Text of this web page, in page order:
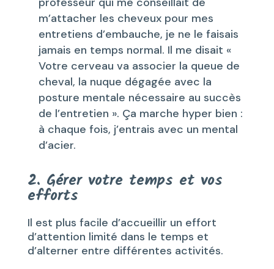
m’attacher les cheveux pour mes
entretiens d’embauche, je ne le faisais
jamais en temps normal. Il me disait «
Votre cerveau va associer la queue de
cheval, la nuque dégagée avec la
posture mentale nécessaire au succès
de l’entretien ». Ça marche hyper bien :
à chaque fois, j’entrais avec un mental
d’acier.
2. Gérer votre temps et vos
efforts
Il est plus facile d’accueillir un effort
d’attention limité dans le temps et
d’alterner entre différentes activités.